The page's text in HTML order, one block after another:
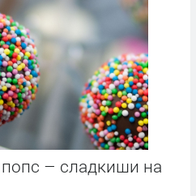
– сладкиши на